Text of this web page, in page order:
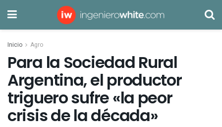
Inicio Agro
Para la Sociedad Rural
Argentina, el productor
triguero sufre «la peor
crisis de la década»